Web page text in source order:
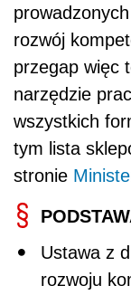
rozwój
przegap więc
narzędzie
wszystkich
tym lista
stronie
Ustawa z
rozwoju